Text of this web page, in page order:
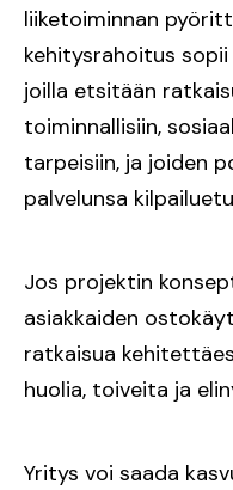
liiketoiminnan
kehitysrahoitus
joilla etsitään
toiminnallisiin,
tarpeisiin, ja joiden
palvelunsa
Jos projektin
asiakkaiden
ratkaisua
huolia, toiveita ja
Yritys voi saada